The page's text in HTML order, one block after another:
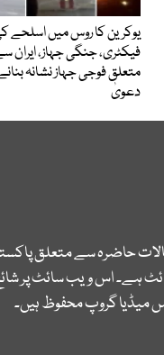
یوکرین کا روس میں اسلحے
فیکٹری، جنگی جہاز، ایران
متعلق فوجی جہاز نشانہ
دعویٰ
حاضرہ سے متعلق
ہے۔ اس ویب سائٹ پر
میڈیا گروپ محفوظ ہیں۔